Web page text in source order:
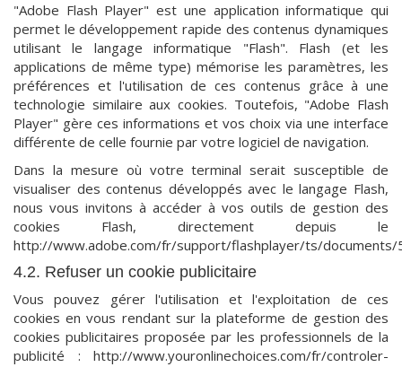
"Adobe Flash Player" est une application informatique qui
permet le développement rapide des contenus dynamiques
utilisant le langage informatique "Flash". Flash (et les
applications de même type) mémorise les paramètres, les
préférences et l'utilisation de ces contenus grâce à une
technologie similaire aux cookies. Toutefois, "Adobe Flash
Player" gère ces informations et vos choix via une interface
différente de celle fournie par votre logiciel de navigation.
Dans la mesure où votre terminal serait susceptible de
visualiser des contenus développés avec le langage Flash,
nous vous invitons à accéder à vos outils de gestion des
cookies Flash, directement depuis le
http://www.adobe.com/fr/support/flashplayer/ts/documents/
4.2. Refuser un cookie publicitaire
Vous pouvez gérer l'utilisation et l'exploitation de ces
cookies en vous rendant sur la plateforme de gestion des
cookies publicitaires proposée par les professionnels de la
publicité : http://www.youronlinechoices.com/fr/controler-